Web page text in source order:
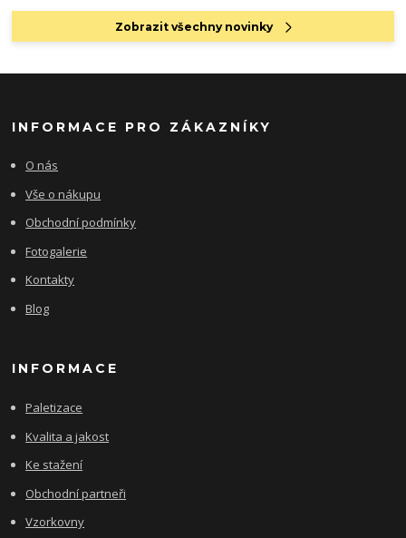
Zobrazit všechny novinky
INFORMACE PRO ZÁKAZNÍKY
O nás
Vše o nákupu
Obchodní podmínky
Fotogalerie
Kontakty
Blog
INFORMACE
Paletizace
Kvalita a jakost
Ke stažení
Obchodní partneři
Vzorkovny